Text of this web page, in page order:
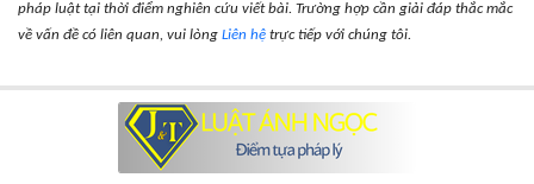
pháp luật tại thời điểm nghiên cứu viết bài. Trường hợp cần giải đáp thắc mắc
về vấn đề có liên quan, vui lòng Liên hệ trực tiếp với chúng tôi.